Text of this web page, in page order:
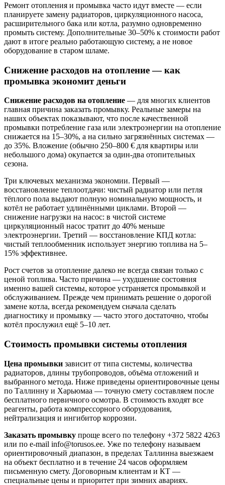
Ремонт отопления и промывка часто идут вместе — если
планируете замену радиаторов, циркуляционного насоса,
расширительного бака или котла, разумно одновременно
промыть систему. Дополнительные 30–50% к стоимости работ
дают в итоге реально работающую систему, а не новое
оборудование в старом шламе.
Снижение расходов на отопление — как
промывка экономит деньги
Снижение расходов на отопление — для многих клиентов
главная причина заказать промывку. Реальные замеры на
наших объектах показывают, что после качественной
промывки потребление газа или электроэнергии на отопление
снижается на 15–30%, а на сильно загрязнённых системах —
до 35%. Вложение (обычно 250–800 € для квартиры или
небольшого дома) окупается за один-два отопительных
сезона.
Три ключевых механизма экономии. Первый —
восстановление теплоотдачи: чистый радиатор или петля
тёплого пола выдают полную номинальную мощность, и
котёл не работает удлинёнными циклами. Второй —
снижение нагрузки на насос: в чистой системе
циркуляционный насос тратит до 40% меньше
электроэнергии. Третий — восстановление КПД котла:
чистый теплообменник использует энергию топлива на 5–
15% эффективнее.
Рост счетов за отопление далеко не всегда связан только с
ценой топлива. Часто причина — ухудшение состояния
именно вашей системы, которое устраняется промывкой и
обслуживанием. Прежде чем принимать решение о дорогой
замене котла, всегда рекомендуем сначала сделать
диагностику и промывку — часто этого достаточно, чтобы
котёл прослужил ещё 5–10 лет.
Стоимость промывки системы отопления
Цена промывки зависит от типа системы, количества
радиаторов, длины трубопроводов, объёма отложений и
выбранного метода. Ниже приведены ориентировочные цены
по Таллинну и Харьюмаа — точную смету составляем после
бесплатного первичного осмотра. В стоимость входят все
реагенты, работа компрессорного оборудования,
нейтрализация и ингибитор коррозии.
Заказать промывку проще всего по телефону +372 5822 4263
или по e-mail info@torusos.ee. Уже по телефону называем
ориентировочный диапазон, в пределах Таллинна выезжаем
на объект бесплатно и в течение 24 часов оформляем
письменную смету. Договорным клиентам и КТ —
специальные цены и приоритет при зимних авариях.